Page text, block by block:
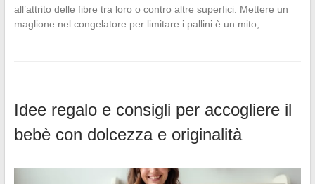
all’attrito delle fibre tra loro o contro altre superfici. Mettere un
maglione nel congelatore per limitare i pallini è un mito,…
Idee regalo e consigli per accogliere il
bebè con dolcezza e originalità